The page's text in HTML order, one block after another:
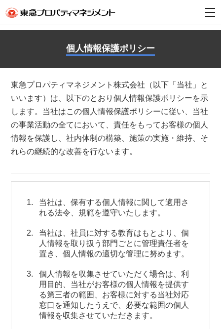
t
o
g
g
v
個人情報保護ポリシー
東急プロパティマネジメント株式会社（以下「当社」と
いいます）は、以下のとおり個人情報保護ポリシーを示
します。当社はこの個人情報保護ポリシーに従い、当社
の事業活動の全てにおいて、責任をもってお客様の個人
情報を保護し、社内体制の構築、施策の実施・維持、そ
れらの継続的な改善を行ないます。
当社は、保有する個人情報に関して適用さ
れる法令、規範を遵守いたします。
当社は、社員に対する教育はもとより、個
人情報を取り扱う部門ごとに管理責任者を
置き、個人情報の適切な管理に努めます。
個人情報を収集させていただく場合は、利
用目的、当社がお客様の個人情報を提供す
る第三者の範囲、お客様に対する当社対応
窓口を通知したうえで、必要な範囲の個人
情報を収集させていただきます。